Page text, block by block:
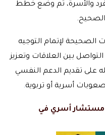
والأسرة، ثم وضع خطط
الصحيح.
الصحيحة لإتمام التوجيه
بين العلاقات وتعزيز
على تقديم الدعم النفسي
أسرية أو تربوية.
أسري في